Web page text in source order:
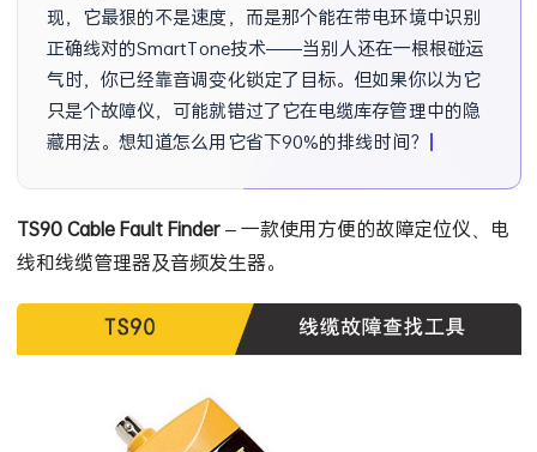
现，它最狠的不是速度，而是那个能在带电环境中识别
正确线对的SmartTone技术——当别人还在一根根碰运
气时，你已经靠音调变化锁定了目标。但如果你以为它
只是个故障仪，可能就错过了它在电缆库存管理中的隐
藏用法。想知道怎么用它省下90%的排线时间？
TS90 Cable Fault Finder– 一款使用方便的故障定位仪、电
线和线缆管理器及音频发生器。